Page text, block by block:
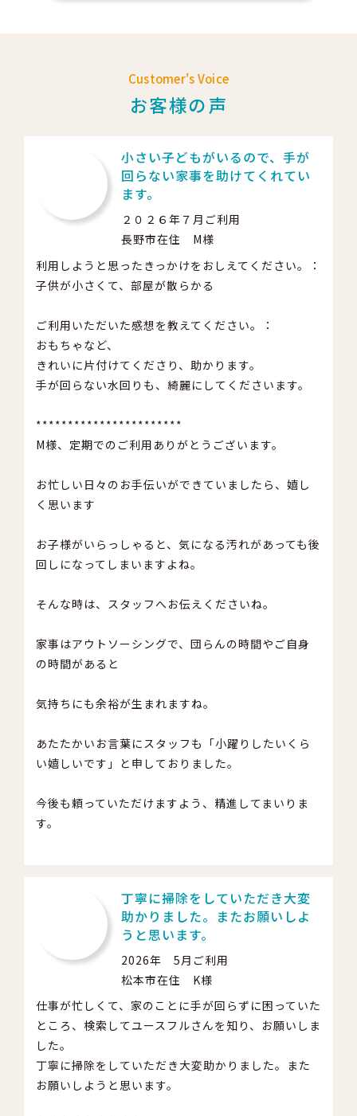
Customer's Voice
お客様の声
小さい子どもがいるので、手が
回らない家事を助けてくれてい
ます。
２０２６年７月ご利用
長野市在住 M様
利用しようと思ったきっかけをおしえてください。：
子供が小さくて、部屋が散らかる
ご利用いただいた感想を教えてください。：
おもちゃなど、
きれいに片付けてくださり、助かります。
手が回らない水回りも、綺麗にしてくださいます。
***********************
M様、定期でのご利用ありがとうございます。
お忙しい日々のお手伝いができていましたら、嬉し
く思います
お子様がいらっしゃると、気になる汚れがあっても後
回しになってしまいますよね。
そんな時は、スタッフへお伝えくださいね。
家事はアウトソーシングで、団らんの時間やご自身
の時間があると
気持ちにも余裕が生まれますね。
あたたかいお言葉にスタッフも「小躍りしたいくら
い嬉しいです」と申しておりました。
今後も頼っていただけますよう、精進してまいりま
す。
丁寧に掃除をしていただき大変
助かりました。またお願いしよ
うと思います。
2026年 5月ご利用
松本市在住 K様
仕事が忙しくて、家のことに手が回らずに困っていた
ところ、検索してユースフルさんを知り、お願いしま
した。
丁寧に掃除をしていただき大変助かりました。また
お願いしようと思います。